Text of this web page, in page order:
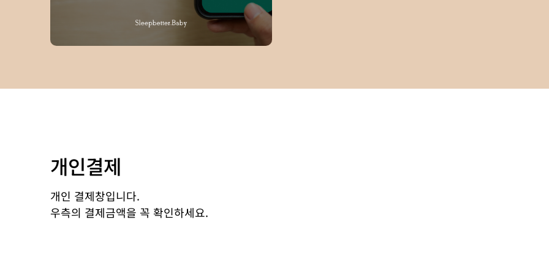
개인결제
개인 결제창입니다.
우측의 결제금액을 꼭 확인하세요.